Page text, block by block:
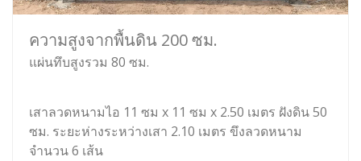
ความสูงจากพื้นดิน 200 ซม.
แผ่นทึบสูงรวม 80 ซม.
เสาลวดหนามไอ 11 ซม x 11 ซม x 2.50 เมตร ฝังดิน 50
ซม. ระยะห่างระหว่างเสา 2.10 เมตร ขึงลวดหนาม
จำนวน 6 เส้น